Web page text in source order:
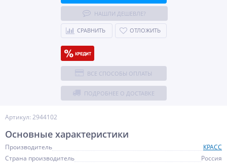
Артикул: 2944102
НАШЛИ ДЕШЕВЛЕ?
СРАВНИТЬ ОТЛОЖИТЬ
ВСЕ СПОСОБЫ ОПЛАТЫ
ПОДРОБНЕЕ О ДОСТАВКЕ
Основные характеристики
Производитель
КРАСС
Страна производитель
Россия